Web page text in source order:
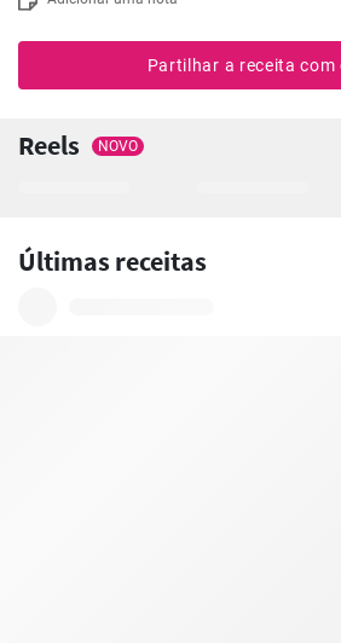
Partilhar a receita com
Reels NOVO
Últimas receitas